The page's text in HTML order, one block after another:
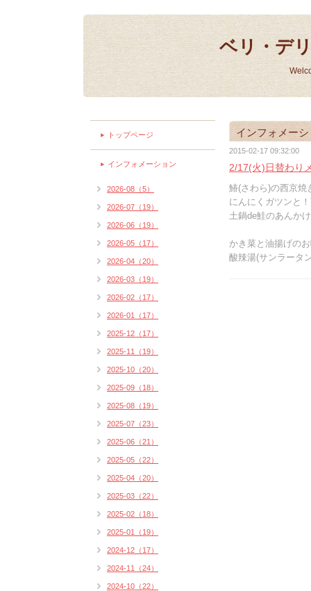
ベリ・デ
インフォメー
2015-02-17 09:32:00
2/17(火)日替わり
鰆(さわら)の西京焼
にんにくガツンと
土鍋de鮭のあんか
かき菜と油揚げの
酸辣湯(サンラータ
トップページ
インフォメーション
2026-08（5）
2026-07（19）
2026-06（19）
2026-05（17）
2026-04（20）
2026-03（19）
2026-02（17）
2026-01（17）
2025-12（17）
2025-11（19）
2025-10（20）
2025-09（18）
2025-08（19）
2025-07（23）
2025-06（21）
2025-05（22）
2025-04（20）
2025-03（22）
2025-02（18）
2025-01（19）
2024-12（17）
2024-11（24）
2024-10（22）